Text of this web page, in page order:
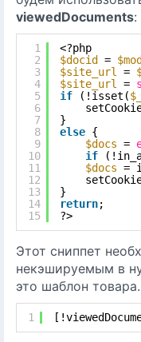
viewedDocuments:
1
2
3
4
5
6
7
8
9
10
11
12
13
14
15
<?php
$docid
=
$site_url
=
$site_url
=
if
(!isset(
}
else {
$docs =
if
$docs =
}
return;
?>
Этот сниппет
некэшируемым в
это шаблон
1